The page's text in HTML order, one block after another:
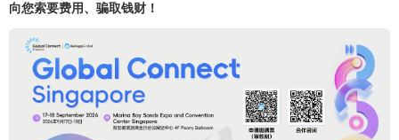
向您索要费用、骗取钱财！